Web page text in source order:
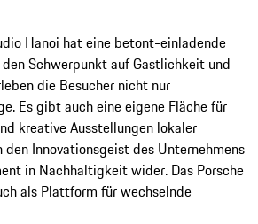
Hanoi hat eine betont-einladende
Schwerpunkt auf Gastlichkeit und
die Besucher nicht nur
Es gibt auch eine eigene Fläche für
kreative Ausstellungen lokaler
den Innovationsgeist des Unternehmens
in Nachhaltigkeit wider. Das Porsche
als Plattform für wechselnde